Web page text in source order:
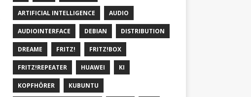
ARTIFICIAL INTELLIGENCE AUDIO
AUDIOINTERFACE DEBIAN DISTRIBUTION
DREAME FRITZ! FRITZ!BOX
FRITZ!REPEATER HUAWEI KI
KOPFHÖRER KUBUNTU